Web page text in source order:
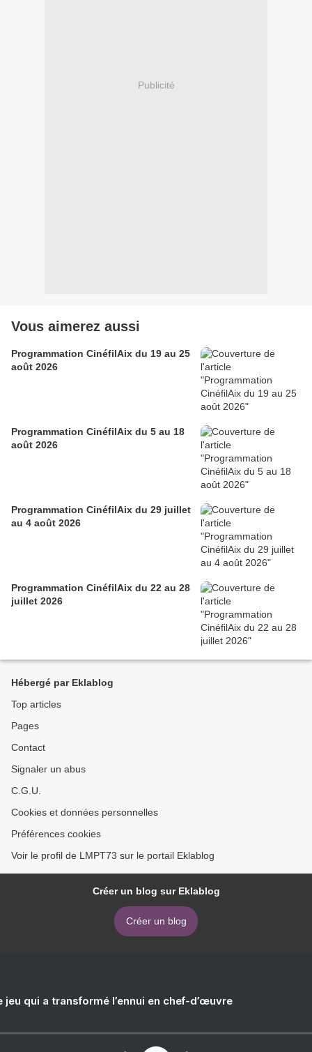
Publicité
Vous aimerez aussi
Programmation CinéfilAix du 19 au 25
août 2026
Programmation CinéfilAix du 5 au 18
août 2026
Programmation CinéfilAix du 29 juillet
au 4 août 2026
Programmation CinéfilAix du 22 au 28
juillet 2026
Hébergé par Eklablog
Top articles
Pages
Contact
Signaler un abus
C.G.U.
Cookies et données personnelles
Préférences cookies
Voir le profil de LMPT73 sur le portail Eklablog
Créer un blog sur Eklablog
Créer un blog
jeu qui a transformé l’ennui en chef-d’œuvre